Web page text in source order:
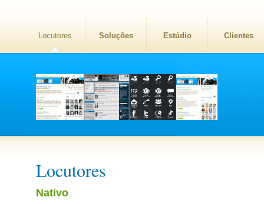
Locutores Soluções Estúdio Clientes
Locutores
Nativo